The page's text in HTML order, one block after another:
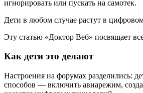
игнорировать или пускать на самотек.
Дети в любом случае растут в
Эту статью «Доктор Веб» посвящает
Как дети это делают
Настроения на форумах разделились:
способов — включить авиарежим,